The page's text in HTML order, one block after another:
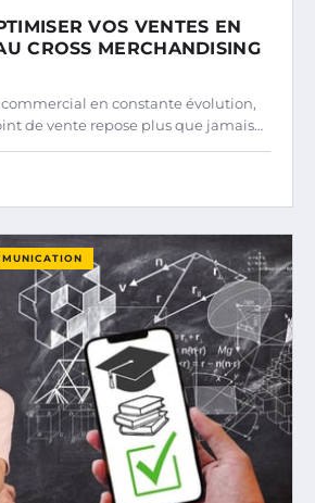
VOS VENTES EN
CROSS MERCHANDISING
en constante évolution,
de vente repose plus que jamais…